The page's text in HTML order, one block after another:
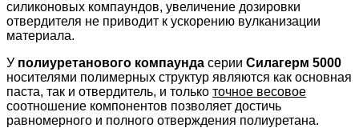
силиконовых компаундов, увеличение дозировки
отвердителя не приводит к ускорению вулканизации
материала.
У полиуретанового компаунда серии Силагерм 5000
носителями полимерных структур являются как основная
паста, так и отвердитель, и только точное весовое
соотношение компонентов позволяет достичь
равномерного и полного отверждения полиуретана.